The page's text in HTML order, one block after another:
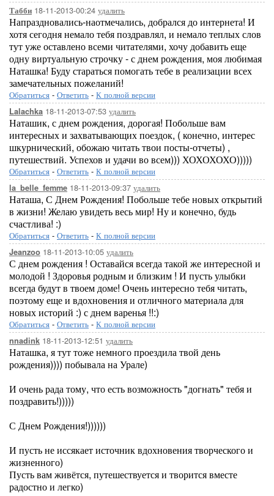
Табби 18-11-2013-00:24 удалить
Напраздновались-наотмечались, добрался до интернета! И
хотя сегодня немало тебя поздравлял, и немало теплых слов
тут уже оставлено всеми читателями, хочу добавить еще
одну виртуальную строчку - с днем рождения, моя любимая
Наташка! Буду стараться помогать тебе в реализации всех
замечательных пожеланий!
Обратиться - Ответить - К полной версии
Lalachka 18-11-2013-07:53 удалить
Наташик, с днем рождения, дорогая! Побольше вам
интересных и захватывающих поездок, ( конечно, интерес
шкурнический, обожаю читать твои посты-отчеты) ,
путешествий. Успехов и удачи во всем))) ХОХОХОХО)))))
Обратиться - Ответить - К полной версии
la_belle_femme 18-11-2013-09:37 удалить
Наташа, С Днем Рождения! Побольше тебе новых открытий
в жизни! Желаю увидеть весь мир! Ну и конечно, будь
счастлива! :)
Обратиться - Ответить - К полной версии
Jeanzoo 18-11-2013-10:05 удалить
С днем рождения ! Оставайся всегда такой же интересной и
молодой ! Здоровья родным и близким ! И пусть улыбки
всегда будут в твоем доме! Очень интересно тебя читать,
поэтому еще и вдохновения и отличного материала для
новых историй :) с днем варенья !!:)
Обратиться - Ответить - К полной версии
nnadink 18-11-2013-12:51 удалить
Наташка, я тут тоже немного проездила твой день
рождения)))) побывала на Урале)
И очень рада тому, что есть возможность "догнать" тебя и
поздравить!)))))
С Днем Рождения!))))))
И пусть не иссякает источник вдохновения творческого и
жизненного)
Пусть вам живётся, путешествуется и творится вместе
радостно и легко)